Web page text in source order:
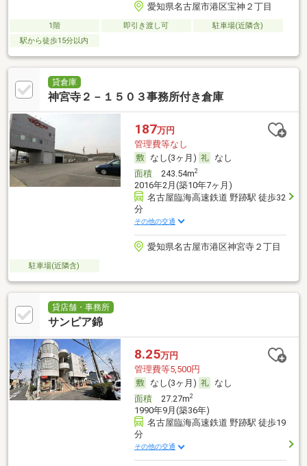
愛知県名古屋市港区宝神２丁目
1階 即引き渡し可
駐車場(近隣含)
駅から徒歩15分以内
貸倉庫
神宮寺２－１５０３事務所付き倉庫
187万円
管理費等なし
なし(3ヶ月)
なし
面積243.54m2
2016年2月(築10年7ヶ月)
名古屋臨海高速鉄道 野跡駅 徒歩32
分
その他の交通
愛知県名古屋市港区神宮寺２丁目
駐車場(近隣含)
貸店舗・事務所
サンピア錦
8.25万円
管理費等5,500円
なし(3ヶ月)
なし
面積27.27m2
1990年9月(築36年)
名古屋臨海高速鉄道 野跡駅 徒歩19
分
その他の交通